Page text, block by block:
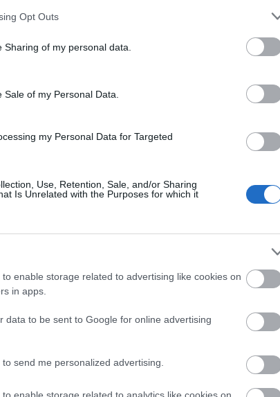
Opt Outs
of my personal data.
of my Personal Data.
my Personal Data for Targeted
Use, Retention, Sale, and/or Sharing
Is Unrelated with the Purposes for which it
enable storage related to advertising like cookies on
in apps.
data to be sent to Google for online advertising
send me personalized advertising.